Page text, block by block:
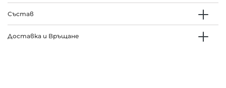
Състав
Доставка и Връщане